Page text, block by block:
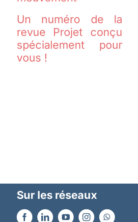
Un numéro de la
revue Projet conçu
spécialement pour
vous !
Sur les réseaux